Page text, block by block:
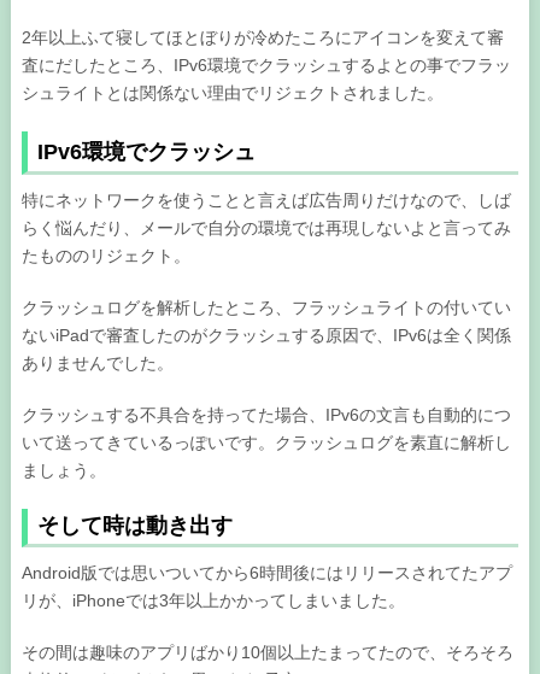
2年以上ふて寝してほとぼりが冷めたころにアイコンを変えて審
査にだしたところ、IPv6環境でクラッシュするよとの事でフラッ
シュライトとは関係ない理由でリジェクトされました。
IPv6環境でクラッシュ
特にネットワークを使うことと言えば広告周りだけなので、しば
らく悩んだり、メールで自分の環境では再現しないよと言ってみ
たもののリジェクト。
クラッシュログを解析したところ、フラッシュライトの付いてい
ないiPadで審査したのがクラッシュする原因で、IPv6は全く関係
ありませんでした。
クラッシュする不具合を持ってた場合、IPv6の文言も自動的につ
いて送ってきているっぽいです。クラッシュログを素直に解析し
ましょう。
そして時は動き出す
Android版では思いついてから6時間後にはリリースされてたアプ
リが、iPhoneでは3年以上かかってしまいました。
その間は趣味のアプリばかり10個以上たまってたので、そろそろ